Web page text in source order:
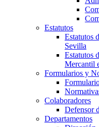
Estatutos
Estatutos
Sevilla
Estatutos
Mercantil
Formularios y
Colaboradores
Defensor
Departamentos